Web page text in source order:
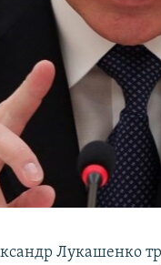
Лукашенко